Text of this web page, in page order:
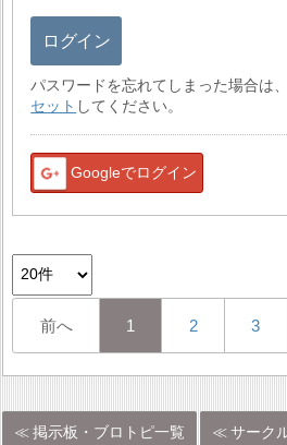
ログイン
パスワードを忘れてしまった場合は
セット してください。
Googleでログイン
前へ 1 2 3
掲示板・ブロトピ一覧 サーク